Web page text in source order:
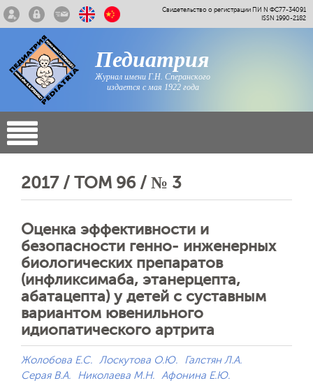
Свидетельство о регистрации ПИ N ФС77-34091
ISSN 1990-2182
Педиатрия
Журнал имени Г.Н. Сперанского
издается с мая 1922 года
2017 / ТОМ 96 / № 3
Оценка эффективности и
безопасности генно- инженерных
биологических препаратов
(инфликсимаба, этанерцепта,
абатацепта) у детей с суставным
вариантом ювенильного
идиопатического артрита
Жолобова Е.С. Лоскутова О.Ю.
Галстян Л.А.
Серая В.А.
Николаева М.Н. Афонина Е.Ю.